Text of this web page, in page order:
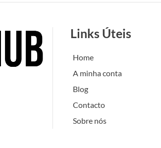
Links Úteis
Home
A minha conta
Blog
Contacto
Sobre nós